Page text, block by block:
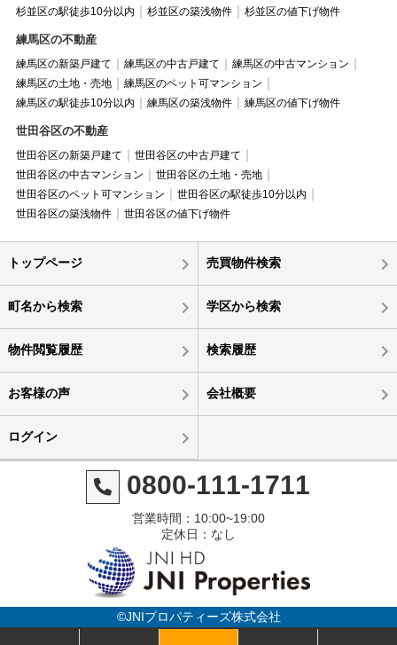
杉並区の駅徒歩10分以内
杉並区の築浅物件 杉並区の値下げ物件
練馬区の不動産
練馬区の新築戸建て 練馬区の中古戸建て
練馬区の中古マンション
練馬区の土地・売地
練馬区のペット可マンション
練馬区の駅徒歩10分以内
練馬区の築浅物件 練馬区の値下げ物件
世田谷区の不動産
世田谷区の新築戸建て
世田谷区の中古戸建て
世田谷区の中古マンション
世田谷区の土地・売地
世田谷区のペット可マンション
世田谷区の駅徒歩10分以内
世田谷区の築浅物件
世田谷区の値下げ物件
トップページ 売買物件検索
町名から検索 学区から検索
物件閲覧履歴 検索履歴
お客様の声 会社概要
ログイン
0800-111-1711
営業時間：10:00~19:00
定休日：なし
©JNIプロパティーズ株式会社